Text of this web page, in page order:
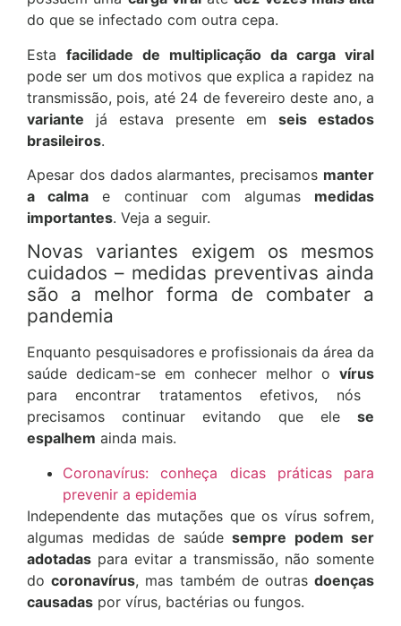
do que se infectado com outra cepa.
Esta facilidade de multiplicação da carga viral
pode ser um dos motivos que explica a rapidez na
transmissão, pois, até 24 de fevereiro deste ano, a
variante já estava presente em seis estados
brasileiros.
Apesar dos dados alarmantes, precisamos manter
a calma e continuar com algumas medidas
importantes. Veja a seguir.
Novas variantes exigem os mesmos
cuidados – medidas preventivas ainda
são a melhor forma de combater a
pandemia
Enquanto pesquisadores e profissionais da área da
saúde dedicam-se em conhecer melhor o vírus
para encontrar tratamentos efetivos, nós
precisamos continuar evitando que ele se
espalhem ainda mais.
Coronavírus: conheça dicas práticas para
prevenir a epidemia
Independente das mutações que os vírus sofrem,
algumas medidas de saúde sempre podem ser
adotadas para evitar a transmissão, não somente
docoronavírus, mas também de outrasdoenças
causadas por vírus, bactérias ou fungos.